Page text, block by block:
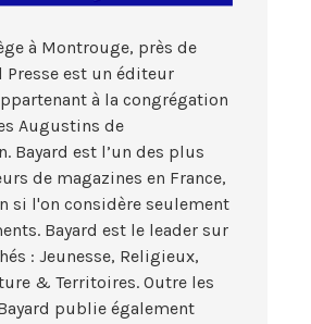
à Montrouge, près de
Presse est un éditeur
à la congrégation
Augustins de
Bayard est l’un des plus
de magazines en France,
si l'on considère seulement
Bayard est le leader sur
: Jeunesse, Religieux,
& Territoires. Outre les
publie également